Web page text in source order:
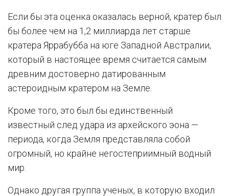
Если бы эта оценка оказалась верной, кратер был
бы более чем на 1,2 миллиарда лет старше
кратера Яррабубба на юге Западной Австралии,
который в настоящее время считается самым
древним достоверно датированным
астероидным кратером на Земле.
Кроме того, это был бы единственный
известный след удара из архейского эона —
периода, когда Земля представляла собой
огромный, но крайне негостеприимный водный
мир.
Однако другая группа ученых, в которую входил